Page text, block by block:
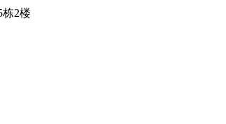
2楼